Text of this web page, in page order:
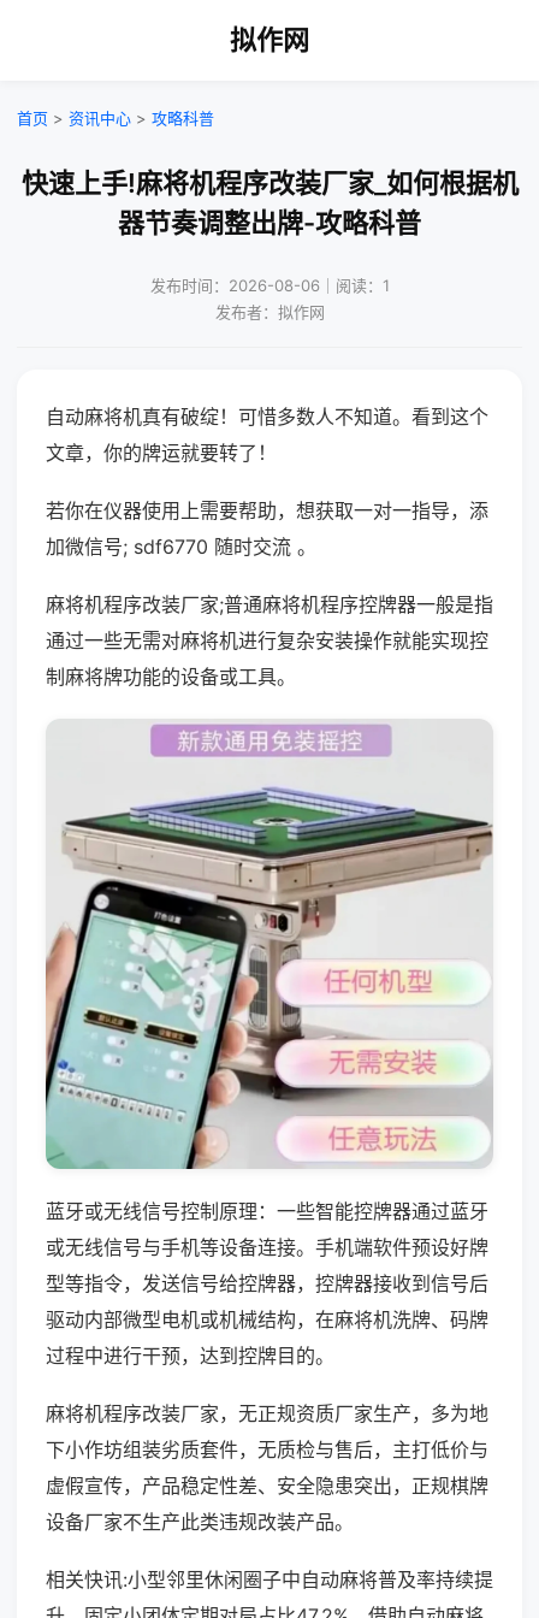
拟作网
首页 > 资讯中心 > 攻略科普
快速上手!麻将机程序改装厂家_如何根据机
器节奏调整出牌-攻略科普
发布时间：2026-08-06｜阅读：1
发布者：拟作网
自动麻将机真有破绽！可惜多数人不知道。看到这个
文章，你的牌运就要转了！
若你在仪器使用上需要帮助，想获取一对一指导，添
加微信号; sdf6770 随时交流 。
麻将机程序改装厂家;普通麻将机程序控牌器一般是指
通过一些无需对麻将机进行复杂安装操作就能实现控
制麻将牌功能的设备或工具。
蓝牙或无线信号控制原理：一些智能控牌器通过蓝牙
或无线信号与手机等设备连接。手机端软件预设好牌
型等指令，发送信号给控牌器，控牌器接收到信号后
驱动内部微型电机或机械结构，在麻将机洗牌、码牌
过程中进行干预，达到控牌目的。
麻将机程序改装厂家，无正规资质厂家生产，多为地
下小作坊组装劣质套件，无质检与售后，主打低价与
虚假宣传，产品稳定性差、安全隐患突出，正规棋牌
设备厂家不生产此类违规改装产品。
相关快讯:小型邻里休闲圈子中自动麻将普及率持续提